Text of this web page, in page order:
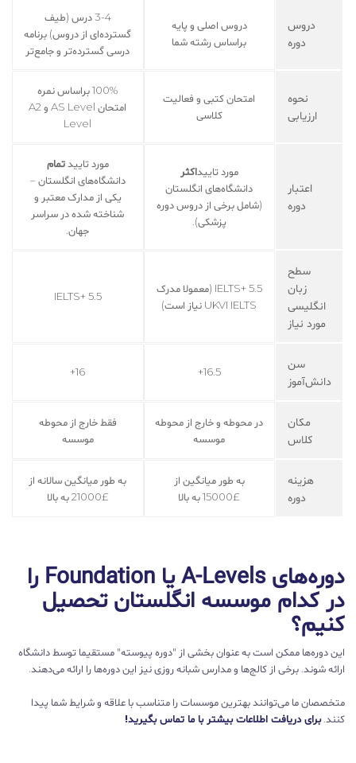
دروس
دوره
دروس اصلی و پایه
براساس رشته شما
3-4 درس (طیف
گسترده‌ای از دروس) برنامه
درسی گسترده‌تر و جامع‌تر
نحوه
ارزیابی
امتحان کتبی و فعالیت
کلاسی
100% براساس نمره
امتحان AS Level و A2
Level
اعتبار
دوره
مورد تاییداکثر
دانشگاه‌های انگلستان
(شامل برخی از دروس دوره
پزشکی).
مورد تاییدتمام
دانشگاه‌های انگلستان –
یکی از مدارک معتبر و
شناخته شده در سراسر
جهان.
سطح
زبان
انگلیسی
مورد نیاز
5.5 +IELTS (معمولا مدرک
UKVI IELTS نیاز است)
5.5 +IELTS
سن
دانش‌آموز
16.5+
16+
مکان
کلاس
در محوطه و خارج از محوطه
موسسه
فقط خارج از محوطه
موسسه
هزینه
دوره
به طور میانگین از
£15000 به بالا
به طور میانگین سالانه از
£21000 به بالا
دوره‌های A-Levels یا Foundation را
در کدام موسسه انگلستان تحصیل
کنیم؟
این دوره‌ها ممکن است به عنوان بخشی از "دوره پیوسته" مستقیما توسط دانشگاه
ارائه شوند. برخی از کالج‌ها و مدارس شبانه روزی نیز این دوره‌ها را ارائه می‌دهند.
متخصصان ما می‌توانند بهترین موسسات را متناسب با علاقه و شرایط شما پیدا
کنند.برای دریافت اطلاعات بیشتر با ما تماس بگیرید!